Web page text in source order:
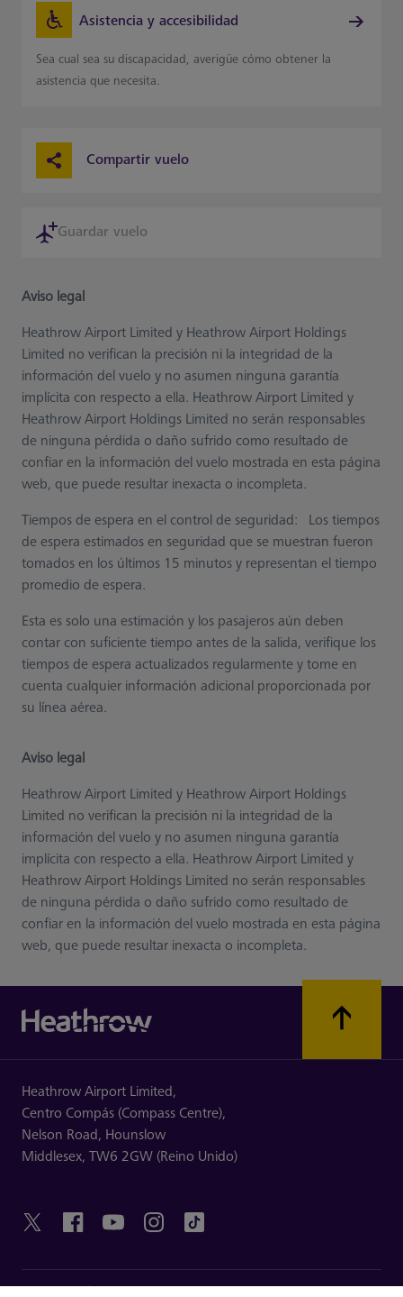
Asistencia y accesibilidad
Sea cual sea su discapacidad, averigüe cómo obtener la
asistencia que necesita.
Compartir vuelo
Guardar vuelo
Aviso legal
Heathrow Airport Limited y Heathrow Airport Holdings
Limited no verifican la precisión ni la integridad de la
información del vuelo y no asumen ninguna garantía
implícita con respecto a ella. Heathrow Airport Limited y
Heathrow Airport Holdings Limited no serán responsables
de ninguna pérdida o daño sufrido como resultado de
confiar en la información del vuelo mostrada en esta página
web, que puede resultar inexacta o incompleta.
Tiempos de espera en el control de seguridad: Los tiempos
de espera estimados en seguridad que se muestran fueron
tomados en los últimos 15 minutos y representan el tiempo
promedio de espera.
Esta es solo una estimación y los pasajeros aún deben
contar con suficiente tiempo antes de la salida, verifique los
tiempos de espera actualizados regularmente y tome en
cuenta cualquier información adicional proporcionada por
su línea aérea.
Aviso legal
Heathrow Airport Limited y Heathrow Airport Holdings
Limited no verifican la precisión ni la integridad de la
información del vuelo y no asumen ninguna garantía
implícita con respecto a ella. Heathrow Airport Limited y
Heathrow Airport Holdings Limited no serán responsables
de ninguna pérdida o daño sufrido como resultado de
confiar en la información del vuelo mostrada en esta página
web, que puede resultar inexacta o incompleta.
Heathrow Airport Limited,
Centro Compás (Compass Centre),
Nelson Road, Hounslow
Middlesex, TW6 2GW (Reino Unido)